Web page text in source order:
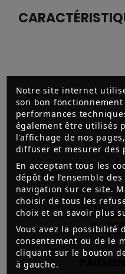
Notre site internet
son bon
performances
également être utilisés
l'affichage de nos
diffuser et mesurer des
En acceptant tous les
dépôt de l’ensemble
navigation sur ce site.
choisir de tous les
choix et en savoir plus
Vous avez la possibilité
consentement ou de le
cliquant sur le bouton
à gauche.
Aucun avis n'a été